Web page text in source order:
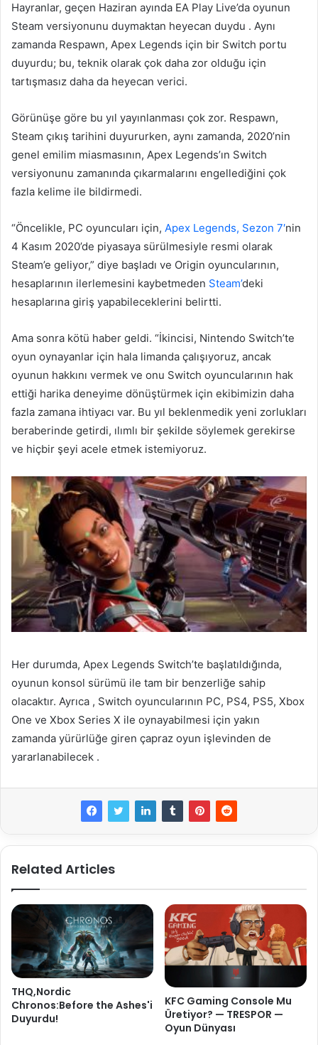
Hayranlar, geçen Haziran ayında EA Play Live’da oyunun
Steam versiyonunu duymaktan heyecan duydu . Aynı
zamanda Respawn, Apex Legends için bir Switch portu
duyurdu; bu, teknik olarak çok daha zor olduğu için
tartışmasız daha da heyecan verici.
Görünüşe göre bu yıl yayınlanması çok zor. Respawn,
Steam çıkış tarihini duyururken, aynı zamanda, 2020’nin
genel emilim miasmasının, Apex Legends’ın Switch
versiyonunu zamanında çıkarmalarını engellediğini çok
fazla kelime ile bildirmedi.
“Öncelikle, PC oyuncuları için, Apex Legends, Sezon 7′nin
4 Kasım 2020’de piyasaya sürülmesiyle resmi olarak
Steam’e geliyor,” diye başladı ve Origin oyuncularının,
hesaplarının ilerlemesini kaybetmeden Steam’deki
hesaplarına giriş yapabileceklerini belirtti.
Ama sonra kötü haber geldi. “İkincisi, Nintendo Switch’te
oyun oynayanlar için hala limanda çalışıyoruz, ancak
oyunun hakkını vermek ve onu Switch oyuncularının hak
ettiği harika deneyime dönüştürmek için ekibimizin daha
fazla zamana ihtiyacı var. Bu yıl beklenmedik yeni zorlukları
beraberinde getirdi, ılımlı bir şekilde söylemek gerekirse
ve hiçbir şeyi acele etmek istemiyoruz.
Her durumda, Apex Legends Switch’te başlatıldığında,
oyunun konsol sürümü ile tam bir benzerliğe sahip
olacaktır. Ayrıca , Switch oyuncularının PC, PS4, PS5, Xbox
One ve Xbox Series X ile oynayabilmesi için yakın
zamanda yürürlüğe giren çapraz oyun işlevinden de
yararlanabilecek .
Related Articles
THQ,Nordic
Chronos:Before the Ashes'i
Duyurdu!
KFC Gaming Console Mu
Üretiyor? — TRESPOR —
Oyun Dünyası